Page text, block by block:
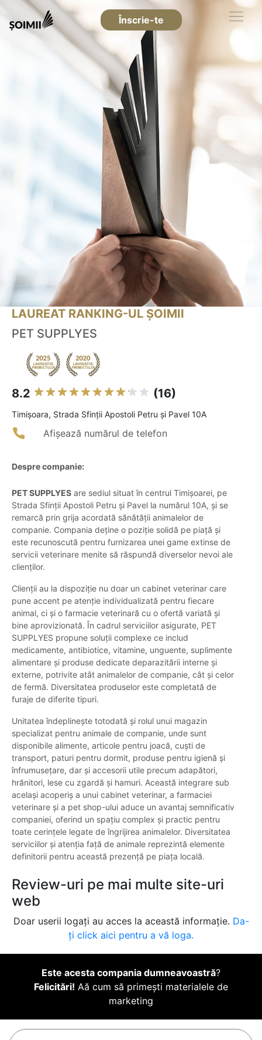
Înscrie-te
LAUREAT RANKING-UL ȘOIMII
PET SUPPLYES
8.2 (16)
Timişoara, Strada Sfinții Apostoli Petru și Pavel 10A
Afișează numărul de telefon
Despre companie:
PET SUPPLYES are sediul situat în centrul Timișoarei, pe
Strada Sfinții Apostoli Petru și Pavel la numărul 10A, și se
remarcă prin grija acordată sănătății animalelor de
companie. Compania deține o poziție solidă pe piață și
este recunoscută pentru furnizarea unei game extinse de
servicii veterinare menite să răspundă diverselor nevoi ale
clienților.
Clienții au la dispoziție nu doar un cabinet veterinar care
pune accent pe atenție individualizată pentru fiecare
animal, ci și o farmacie veterinară cu o ofertă variată și
bine aprovizionată. În cadrul serviciilor asigurate, PET
SUPPLYES propune soluții complexe ce includ
medicamente, antibiotice, vitamine, unguente, suplimente
alimentare și produse dedicate deparazitării interne și
externe, potrivite atât animalelor de companie, cât și celor
de fermă. Diversitatea produselor este completată de
furaje de diferite tipuri.
Unitatea îndeplinește totodată și rolul unui magazin
specializat pentru animale de companie, unde sunt
disponibile alimente, articole pentru joacă, cuști de
transport, paturi pentru dormit, produse pentru igienă și
înfrumusețare, dar și accesorii utile precum adapători,
hrănitori, lese cu zgardă și hamuri. Această integrare sub
același acoperiș a unui cabinet veterinar, a farmaciei
veterinare și a pet shop-ului aduce un avantaj semnificativ
companiei, oferind un spațiu complex și practic pentru
toate cerințele legate de îngrijirea animalelor. Diversitatea
serviciilor și atenția față de animale reprezintă elemente
definitorii pentru această prezență pe piața locală.
Review-uri pe mai multe site-uri
web
Doar userii logați au acces la această informație. Da-
ți click aici pentru a vă loga.
Este acesta compania dumneavoastră?
Felicitări! Aă cum să primești materialele de
marketing